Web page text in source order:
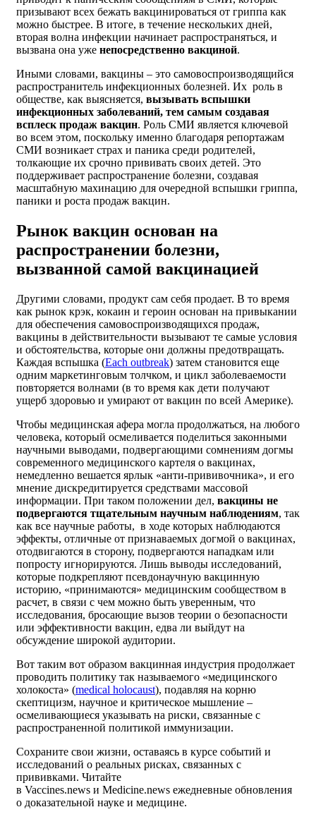
призывают всех бежать вакцинироваться от гриппа как
можно быстрее. В итоге, в течение нескольких дней,
вторая волна инфекции начинает распространяться, и
вызвана она уже непосредственно вакциной.
Иными словами, вакцины – это самовоспроизводящийся
распространитель инфекционных болезней. Их роль в
обществе, как выясняется, вызывать вспышки
инфекционных заболеваний, тем самым создавая
всплеск продаж вакцин. Роль СМИ является ключевой
во всем этом, поскольку именно благодаря репортажам
СМИ возникает страх и паника среди родителей,
толкающие их срочно прививать своих детей. Это
поддерживает распространение болезни, создавая
масштабную махинацию для очередной вспышки гриппа,
паники и роста продаж вакцин.
Рынок вакцин основан на
распространении болезни,
вызванной самой вакцинацией
Другими словами, продукт сам себя продает. В то время
как рынок крэк, кокаин и героин основан на привыкании
для обеспечения самовоспроизводящихся продаж,
вакцины в действительности вызывают те самые условия
и обстоятельства, которые они должны предотвращать.
Каждая вспышка (Each outbreak) затем становится еще
одним маркетинговым толчком, и цикл заболеваемости
повторяется волнами (в то время как дети получают
ущерб здоровью и умирают от вакцин по всей Америке).
Чтобы медицинская афера могла продолжаться, на любого
человека, который осмеливается поделиться законными
научными выводами, подвергающими сомнениям догмы
современного медицинского картеля о вакцинах,
немедленно вешается ярлык «анти-прививочника», и его
мнение дискредитируется средствами массовой
информации. При таком положении дел, вакцины не
подвергаются тщательным научным наблюдениям, так
как все научные работы, в ходе которых наблюдаются
эффекты, отличные от признаваемых догмой о вакцинах,
отодвигаются в сторону, подвергаются нападкам или
попросту игнорируются. Лишь выводы исследований,
которые подкрепляют псевдонаучную вакцинную
историю, «принимаются» медицинским сообществом в
расчет, в связи с чем можно быть уверенным, что
исследования, бросающие вызов теории о безопасности
или эффективности вакцин, едва ли выйдут на
обсуждение широкой аудитории.
Вот таким вот образом вакцинная индустрия продолжает
проводить политику так называемого «медицинского
холокоста» (medical holocaust), подавляя на корню
скептицизм, научное и критическое мышление –
осмеливающиеся указывать на риски, связанные с
распространенной политикой иммунизации.
Сохраните свои жизни, оставаясь в курсе событий и
исследований о реальных рисках, связанных с
прививками. Читайте
в Vaccines.news и Medicine.news ежедневные обновления
о доказательной науке и медицине.